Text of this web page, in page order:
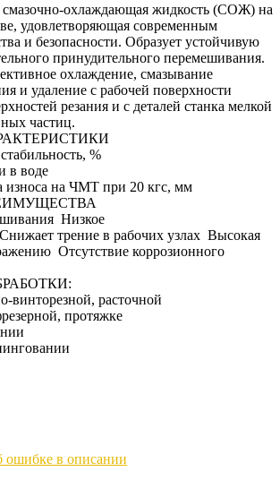
охлаждающая жидкость (СОЖ) на
удовлетворяющая современным
и безопасности. Образует устойчивую
принудительного перемешивания.
охлаждение, смазывание
и удаление с рабочей поверхности
резания и с деталей станка мелкой
частиц.
%
в воде
износа на ЧМТ при 20 кгс, мм
Низкое
трение в рабочих узлах Высокая
Отсутствие коррозионного
винторезной, расточной
протяжке
ошибке в описании